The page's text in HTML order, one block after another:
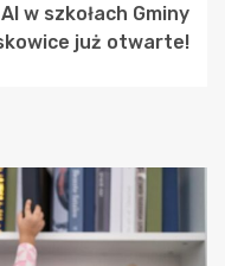
w szkołach Gminy
już otwarte!